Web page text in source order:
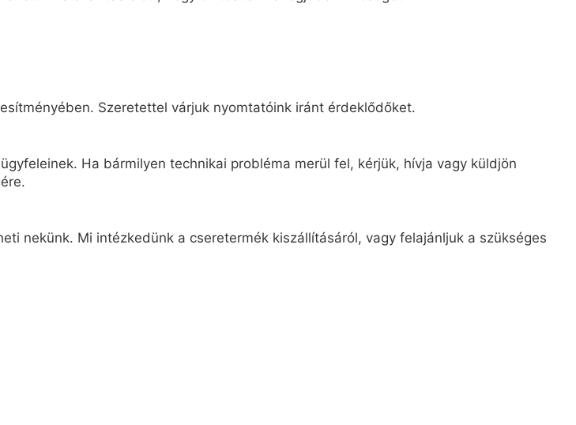
Szeretettel várjuk nyomtatóink iránt érdeklődőket.
Ha bármilyen technikai probléma merül fel, kérjük, hívja vagy küldjön
nekünk. Mi intézkedünk a cseretermék kiszállításáról, vagy felajánljuk a szükséges